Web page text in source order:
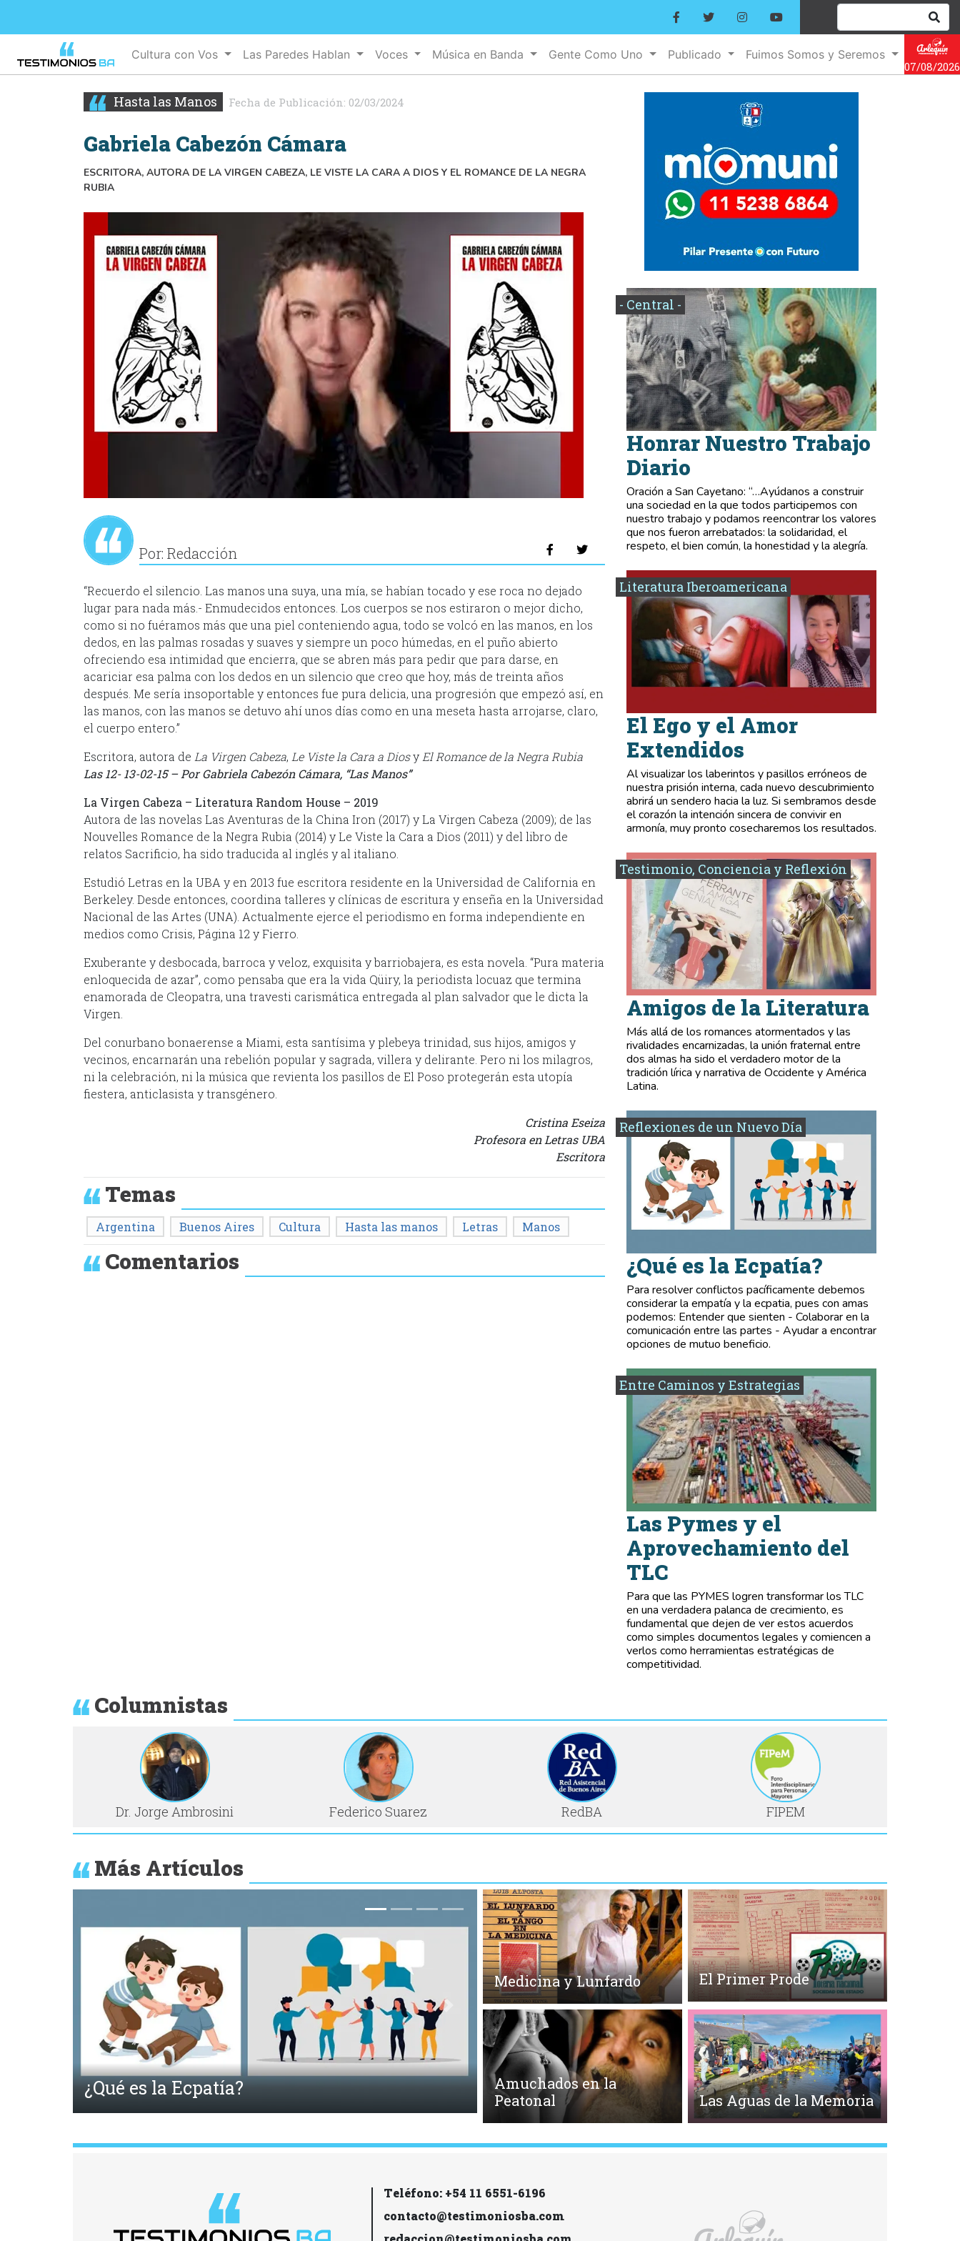
Cultura con Vos Las Paredes Hablan Voces Música en Banda Gente Como Uno Publicado
Fuimos Somos y Seremos
07/08/2026
Hasta las Manos Fecha de Publicación: 02/03/2024
Gabriela Cabezón Cámara
ESCRITORA, AUTORA DE LA VIRGEN CABEZA, LE VISTE LA CARA A DIOS Y EL ROMANCE DE LA NEGRA
RUBIA
Por: Redacción
“Recuerdo el silencio. Las manos una suya, una mía, se habían tocado y ese roca no dejado
lugar para nada más.- Enmudecidos entonces. Los cuerpos se nos estiraron o mejor dicho,
como si no fuéramos más que una piel conteniendo agua, todo se volcó en las manos, en los
dedos, en las palmas rosadas y suaves y siempre un poco húmedas, en el puño abierto
ofreciendo esa intimidad que encierra, que se abren más para pedir que para darse, en
acariciar esa palma con los dedos en un silencio que creo que hoy, más de treinta años
después. Me sería insoportable y entonces fue pura delicia, una progresión que empezó así, en
las manos, con las manos se detuvo ahí unos días como en una meseta hasta arrojarse, claro,
el cuerpo entero.”
Escritora, autora de La Virgen Cabeza, Le Viste la Cara a Diosy El Romance de la Negra Rubia
Las 12- 13-02-15 – Por Gabriela Cabezón Cámara, “Las Manos”
La Virgen Cabeza – Literatura Random House – 2019
Autora de las novelas Las Aventuras de la China Iron (2017) y La Virgen Cabeza (2009); de las
Nouvelles Romance de la Negra Rubia (2014) y Le Viste la Cara a Dios (2011) y del libro de
relatos Sacrificio, ha sido traducida al inglés y al italiano.
Estudió Letras en la UBA y en 2013 fue escritora residente en la Universidad de California en
Berkeley. Desde entonces, coordina talleres y clínicas de escritura y enseña en la Universidad
Nacional de las Artes (UNA). Actualmente ejerce el periodismo en forma independiente en
medios como Crisis, Página 12 y Fierro.
Exuberante y desbocada, barroca y veloz, exquisita y barriobajera, es esta novela. “Pura materia
enloquecida de azar”, como pensaba que era la vida Qüiry, la periodista locuaz que termina
enamorada de Cleopatra, una travesti carismática entregada al plan salvador que le dicta la
Virgen.
Del conurbano bonaerense a Miami, esta santísima y plebeya trinidad, sus hijos, amigos y
vecinos, encarnarán una rebelión popular y sagrada, villera y delirante. Pero ni los milagros,
ni la celebración, ni la música que revienta los pasillos de El Poso protegerán esta utopía
fiestera, anticlasista y transgénero.
Cristina Eseiza
Profesora en Letras UBA
Escritora
Temas
Argentina Buenos Aires Cultura Hasta las manos Letras Manos
Comentarios
- Central -
Honrar Nuestro Trabajo
Diario
Oración a San Cayetano: “…Ayúdanos a construir
una sociedad en la que todos participemos con
nuestro trabajo y podamos reencontrar los valores
que nos fueron arrebatados: la solidaridad, el
respeto, el bien común, la honestidad y la alegría.
Literatura Iberoamericana
El Ego y el Amor
Extendidos
Al visualizar los laberintos y pasillos erróneos de
nuestra prisión interna, cada nuevo descubrimiento
abrirá un sendero hacia la luz. Si sembramos desde
el corazón la intención sincera de convivir en
armonía, muy pronto cosecharemos los resultados.
Testimonio, Conciencia y Reflexión
Amigos de la Literatura
Más allá de los romances atormentados y las
rivalidades encarnizadas, la unión fraternal entre
dos almas ha sido el verdadero motor de la
tradición lírica y narrativa de Occidente y América
Latina.
Reflexiones de un Nuevo Día
¿Qué es la Ecpatía?
Para resolver conflictos pacíficamente debemos
considerar la empatía y la ecpatia, pues con amas
podemos: Entender que sienten - Colaborar en la
comunicación entre las partes - Ayudar a encontrar
opciones de mutuo beneficio.
Entre Caminos y Estrategias
Las Pymes y el
Aprovechamiento del
TLC
Para que las PYMES logren transformar los TLC
en una verdadera palanca de crecimiento, es
fundamental que dejen de ver estos acuerdos
como simples documentos legales y comiencen a
verlos como herramientas estratégicas de
competitividad.
Columnistas
Dr. Jorge Ambrosini Federico Suarez RedBA FIPEM
Más Artículos
Fahrenheit 451 y la Quema de Libros
Anterior Siguiente
Medicina y Lunfardo El Primer Prode
Amuchados en la
Peatonal
Las Aguas de la Memoria
Teléfono: +54 11 6551-6196
contacto@testimoniosba.com